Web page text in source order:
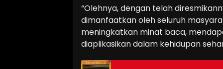
“Olehnya, dengan telah
dimanfaatkan oleh seluruh
meningkatkan minat baca,
diaplikasikan dalam kehidupan